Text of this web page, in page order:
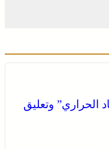
الحراري” وتعليق